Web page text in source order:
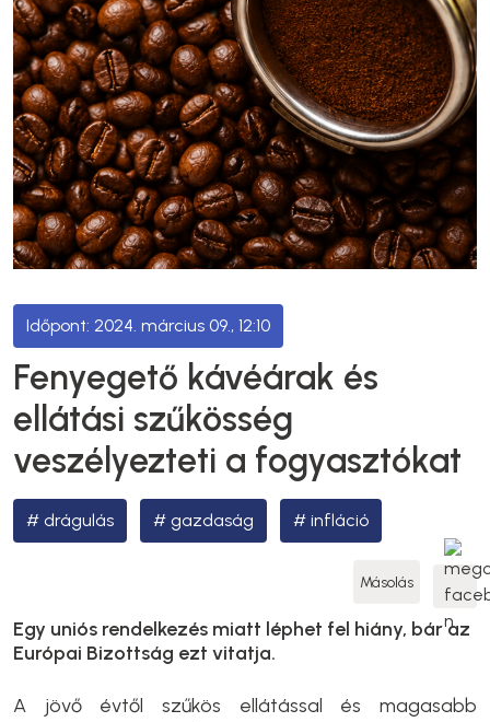
2024. március 09., 12:10
Fenyegető kávéárak és
ellátási szűkösség
veszélyezteti a fogyasztókat
drágulás gazdaság infláció
Másolás
Egy uniós rendelkezés miatt léphet fel hiány, bár az
Európai Bizottság ezt vitatja.
A jövő évtől szűkös ellátással és magasabb